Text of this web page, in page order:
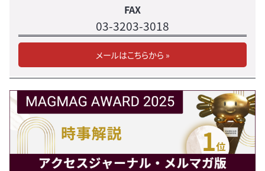
FAX
03-3203-3018
メールはこちらから »